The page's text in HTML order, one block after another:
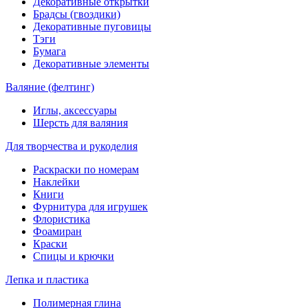
Брадсы (гвоздики)
Декоративные пуговицы
Тэги
Бумага
Декоративные элементы
Валяние (фелтинг)
Иглы, аксессуары
Шерсть для валяния
Для творчества и рукоделия
Раскраски по номерам
Наклейки
Книги
Фурнитура для игрушек
Флористика
Фоамиран
Краски
Спицы и крючки
Лепка и пластика
Полимерная глина